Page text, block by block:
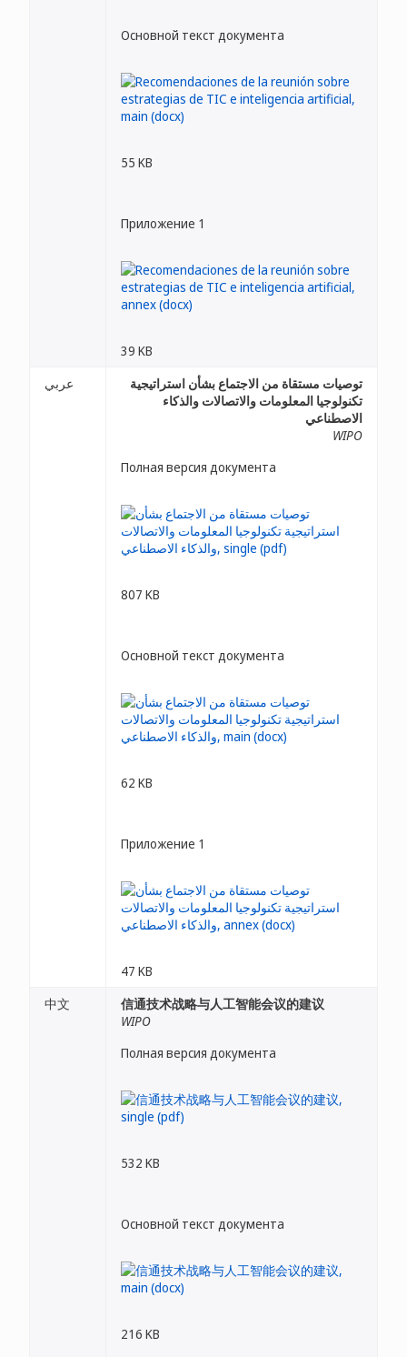
Основной текст документа
55 KB
Приложение 1
39 KB
عربي
توصيات مستقاة من الاجتماع بشأن استراتيجية
تكنولوجيا المعلومات والاتصالات والذكاء
الاصطناعي
WIPO
Полная версия документа
807 KB
Основной текст документа
62 KB
Приложение 1
47 KB
中文
信通技术战略与人工智能会议的建议
WIPO
Полная версия документа
532 KB
Основной текст документа
216 KB